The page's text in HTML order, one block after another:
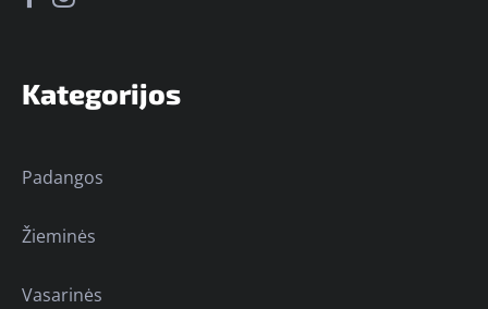
Kategorijos
Padangos
Žieminės
Vasarinės